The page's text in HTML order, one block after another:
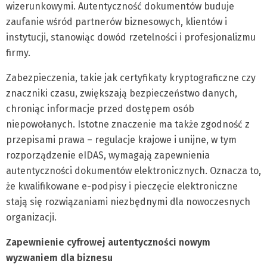
wizerunkowymi. Autentyczność dokumentów buduje
zaufanie wśród partnerów biznesowych, klientów i
instytucji, stanowiąc dowód rzetelności i profesjonalizmu
firmy.
Zabezpieczenia, takie jak certyfikaty kryptograficzne czy
znaczniki czasu, zwiększają bezpieczeństwo danych,
chroniąc informacje przed dostępem osób
niepowołanych. Istotne znaczenie ma także zgodność z
przepisami prawa – regulacje krajowe i unijne, w tym
rozporządzenie eIDAS, wymagają zapewnienia
autentyczności dokumentów elektronicznych. Oznacza to,
że kwalifikowane e-podpisy i pieczęcie elektroniczne
stają się rozwiązaniami niezbędnymi dla nowoczesnych
organizacji.
Zapewnienie cyfrowej autentyczności nowym
wyzwaniem dla biznesu